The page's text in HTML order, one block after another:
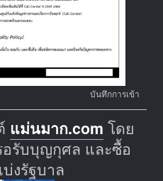
บันทึกการเข้า
แม่นมาก.com โดย
อรับบุญกุศล และซื้อ
งรัฐบาล